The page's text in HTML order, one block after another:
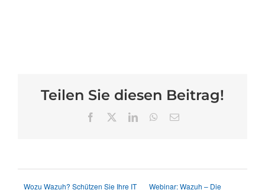
Teilen Sie diesen Beitrag!
Facebook LinkedInWhatsApp
E-
Wozu Wazuh? Schützen Sie Ihre IT
Webinar: Wazuh – Die